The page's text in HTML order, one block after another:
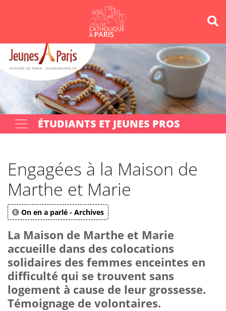
Votre recherche OK
ÉTUDIANTS ET JEUNES PROS
Engagées à la Maison de
Marthe et Marie
On en a parlé - Archives
La Maison de Marthe et Marie
accueille dans des colocations
solidaires des femmes enceintes en
difficulté qui se trouvent sans
logement à cause de leur grossesse.
Témoignage de volontaires.
Panneau de gestion des cookies